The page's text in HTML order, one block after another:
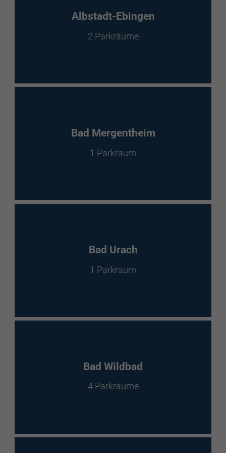
EnBW Mobility
Spontanladen
Albstadt-Ebingen
2 Parkräume
Bad Mergentheim
1 Parkraum
Bad Urach
1 Parkraum
Bad Wildbad
4 Parkräume